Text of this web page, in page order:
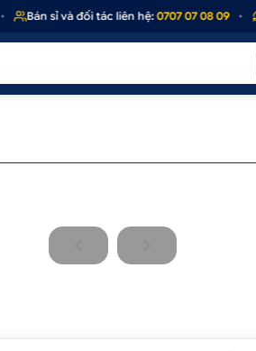
Bán sỉ và đối tác liên hệ:0707 07 08 09